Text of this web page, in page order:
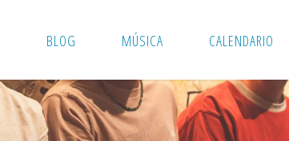
BLOG MÚSICA CALENDARIO